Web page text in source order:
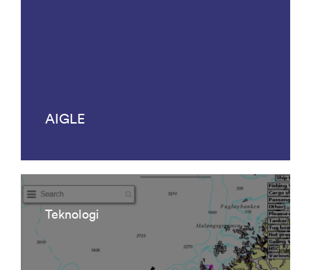
AIGLE
Teknologi